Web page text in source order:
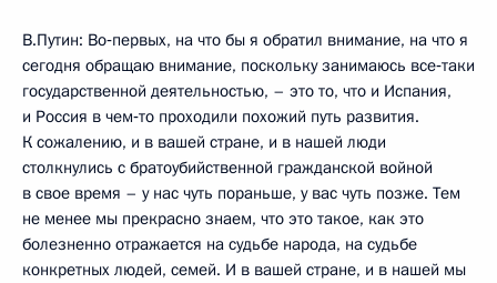
В.Путин: Во‑первых, на что бы я обратил внимание, на что я
сегодня обращаю внимание, поскольку занимаюсь все‑таки
государственной деятельностью, – это то, что и Испания,
и Россия в чем‑то проходили похожий путь развития.
К сожалению, и в вашей стране, и в нашей люди
столкнулись с братоубийственной гражданской войной
в свое время – у нас чуть пораньше, у вас чуть позже. Тем
не менее мы прекрасно знаем, что это такое, как это
болезненно отражается на судьбе народа, на судьбе
конкретных людей, семей. И в вашей стране, и в нашей мы